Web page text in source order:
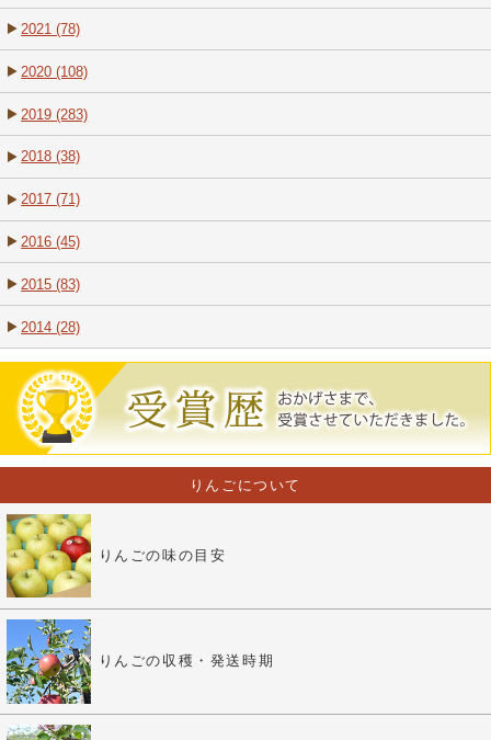
2021 (78)
2020 (108)
2019 (283)
2018 (38)
2017 (71)
2016 (45)
2015 (83)
2014 (28)
りんごについて
りんごの味の目安
りんごの収穫・発送時期